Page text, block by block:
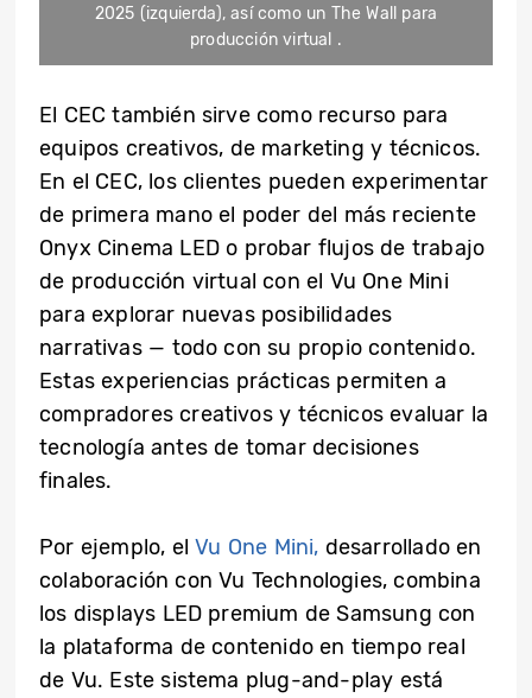
2025 (izquierda), así como un The Wall para
producción virtual .
El CEC también sirve como recurso para
equipos creativos, de marketing y técnicos.
En el CEC, los clientes pueden experimentar
de primera mano el poder del más reciente
Onyx Cinema LED o probar flujos de trabajo
de producción virtual con el Vu One Mini
para explorar nuevas posibilidades
narrativas — todo con su propio contenido.
Estas experiencias prácticas permiten a
compradores creativos y técnicos evaluar la
tecnología antes de tomar decisiones
finales.
Por ejemplo, elVu One Mini, desarrollado en
colaboración con Vu Technologies, combina
los displays LED premium de Samsung con
la plataforma de contenido en tiempo real
de Vu. Este sistema plug-and-play está